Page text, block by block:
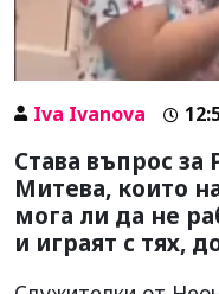
Iva Ivanova
Става въпрос
Митева, които
мога ли да не
и играят с тях,